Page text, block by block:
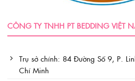
CÔNG TY TNHH PT BEDDING VIỆT
Trụ sở chính: 84 Đường Số 9, P.
Chí Minh